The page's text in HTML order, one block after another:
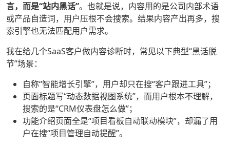
言，而是“站内黑话”。也就是说，内容用的是公司内部术语
或产品自造词，用户压根不会搜索。结果内容产出再多，搜
索引擎也无法匹配用户需求。
我在给几个SaaS客户做内容诊断时，常见以下典型“黑话脱
节”场景：
自称“智能增长引擎”，用户却只在搜“客户跟进工具”；
页面标题写“动态数据视图系统”，而用户根本不理解，
搜索的是“CRM仪表盘怎么做”；
功能介绍页面全是“项目看板自动联动模块”，却漏了用
户在搜“项目管理自动提醒”。